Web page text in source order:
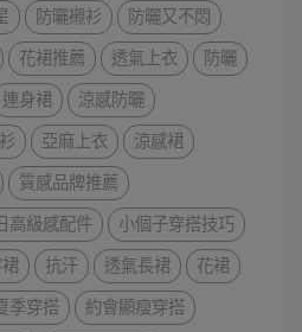
防曬襯衫
防曬又不悶
花裙推薦 透氣上衣
防曬
連身裙
涼感防曬
亞麻上衣
涼感裙
質感品牌推薦
高級感配件
小個子穿搭技巧
抗汗 透氣長裙
花裙
季穿搭
約會顯瘦穿搭